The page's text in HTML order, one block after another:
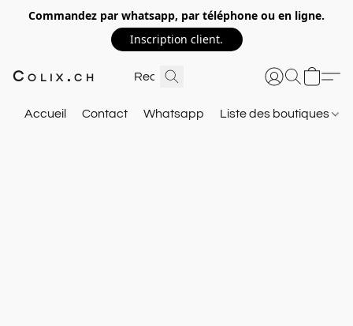
Commandez par whatsapp, par téléphone ou en ligne.
Inscription client.
Colix.ch
Accueil Contact Whatsapp Liste des boutiques